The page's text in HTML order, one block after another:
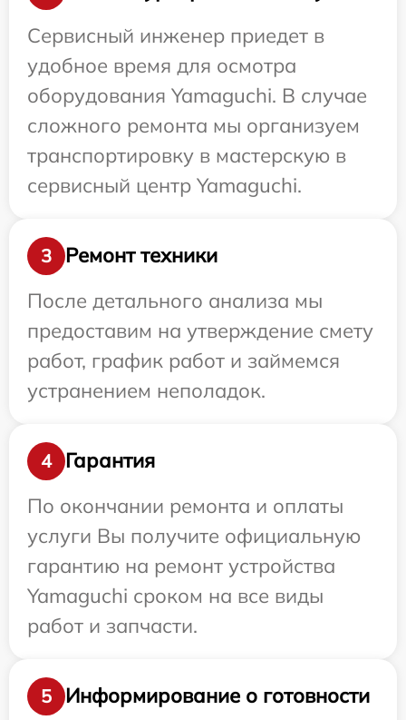
Сервисный инженер приедет в
удобное время для осмотра
оборудования Yamaguchi. В случае
сложного ремонта мы организуем
транспортировку в мастерскую в
сервисный центр Yamaguchi.
3
Ремонт техники
После детального анализа мы
предоставим на утверждение смету
работ, график работ и займемся
устранением неполадок.
4
Гарантия
По окончании ремонта и оплаты
услуги Вы получите официальную
гарантию на ремонт устройства
Yamaguchi сроком на все виды
работ и запчасти.
5
Информирование о готовности